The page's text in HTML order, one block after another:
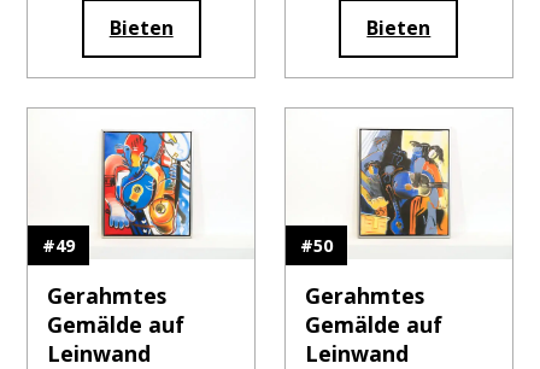
Bieten
Bieten
#49
Gerahmtes
Gemälde auf
Leinwand
#50
Gerahmtes
Gemälde auf
Leinwand